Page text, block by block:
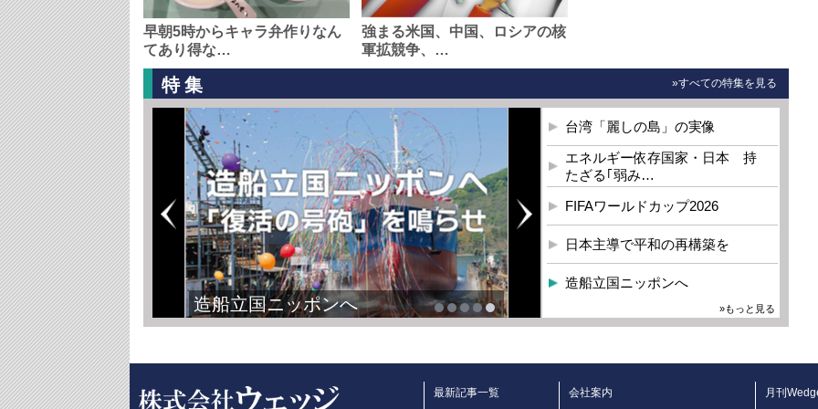
早朝5時からキャラ弁作りなん
てあり得な…
強まる米国、中国、ロシアの核
軍拡競争、…
特集 »すべての特集を見る
造船立国ニッポンへ
台湾「麗しの島」の実像
エネルギー依存国家・日本 持
たざる｢弱み…
FIFAワールドカップ2026
日本主導で平和の再構築を
造船立国ニッポンへ
»もっと見る
最新記事一覧
会社案内
月刊